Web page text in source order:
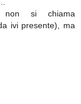
si chiama
ivi presente), ma